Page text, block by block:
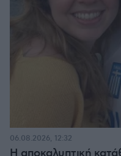
06.08.2026, 12:32